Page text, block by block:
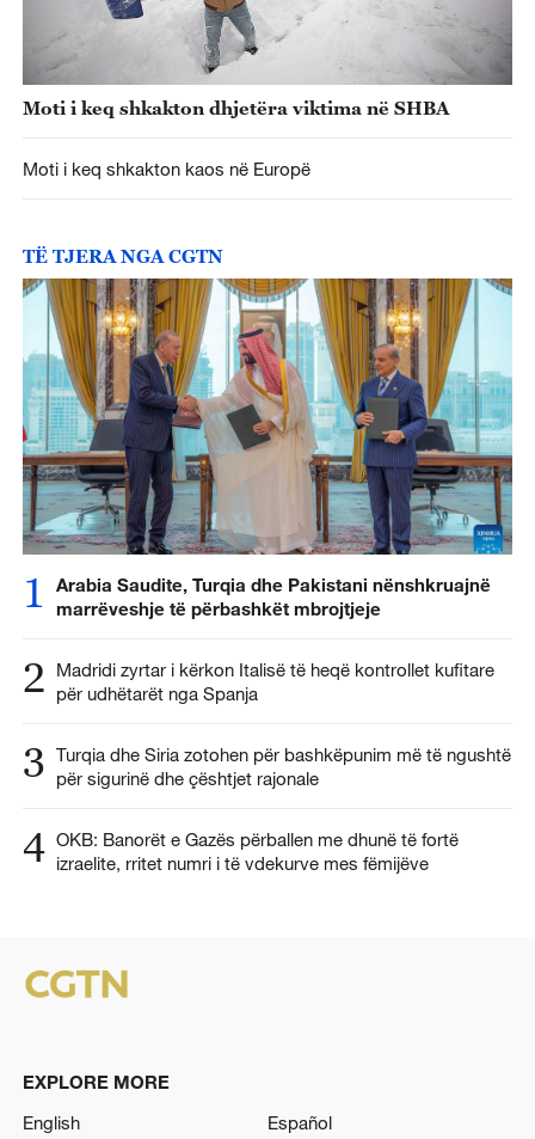
Moti i keq shkakton dhjetëra viktima në SHBA
Moti i keq shkakton kaos në Europë
TË TJERA NGA CGTN
1
Arabia Saudite, Turqia dhe Pakistani nënshkruajnë
marrëveshje të përbashkët mbrojtjeje
2
Madridi zyrtar i kërkon Italisë të heqë kontrollet kufitare
për udhëtarët nga Spanja
3 Turqia dhe Siria zotohen për bashkëpunim më të ngushtë
për sigurinë dhe çështjet rajonale
4 OKB: Banorët e Gazës përballen me dhunë të fortë
izraelite, rritet numri i të vdekurve mes fëmijëve
EXPLORE MORE
English
Español